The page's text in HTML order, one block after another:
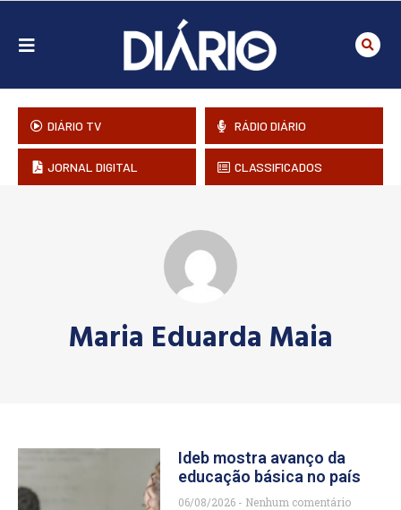
DIÁRIO TV RÁDIO DIÁRIO
JORNAL DIGITAL CLASSIFICADOS
Maria Eduarda Maia
Ideb mostra avanço da
educação básica no país
06/08/2026
Nenhum comentário